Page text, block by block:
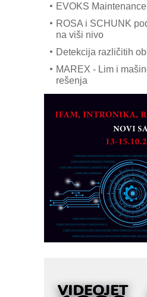
EVOKS
ROSA i SCHUNK
na viši nivo
Detekcija različitih
MAREX - Lim i
rešenja
partner
CTO - Prilagodite
Razvoj
PLC AKYTEC
AUKOM: Svetski
dostupan u Srbiji
MOTOMAN – NEXT-
veštačkom
I.SAFE MOBILE
Fleksibilno stezanje i
podešavanje u